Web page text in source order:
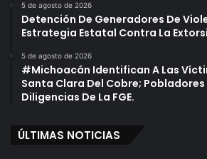
5 de agosto de 2026
Detención De Generadores De
Estrategia Estatal Contra La
5 de agosto de 2026
#Michoacán Identifican A Las
Santa Clara Del Cobre;
Diligencias De La FGE.
ÚLTIMAS NOTICIAS